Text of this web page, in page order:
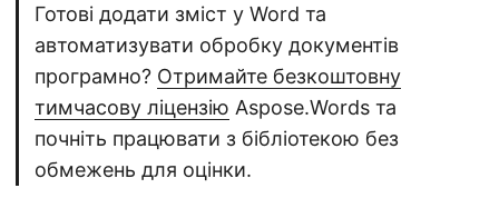
Готові додати зміст у Word та
автоматизувати обробку документів
програмно? Отримайте безкоштовну
тимчасову ліцензію Aspose.Words та
почніть працювати з бібліотекою без
обмежень для оцінки.